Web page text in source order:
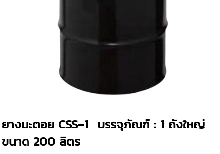
ยางมะตอย CSS–1 บรรจุภัณฑ์ : 1 ถังใหญ่
ขนาด 200 ลิตร